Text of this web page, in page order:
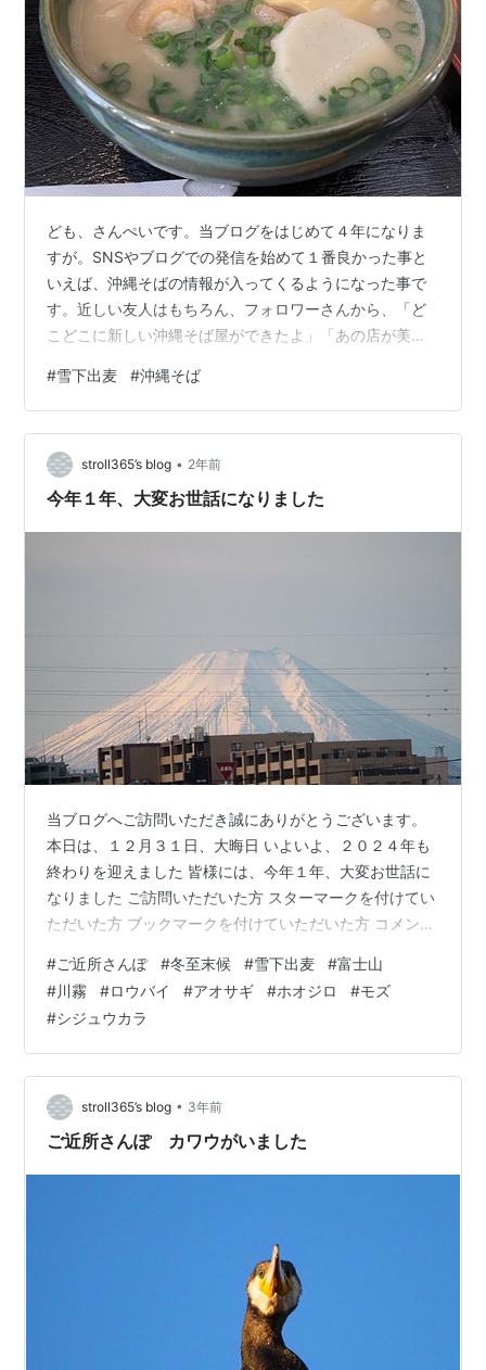
ども、さんぺいです。当ブログをはじめて４年になりま
すが。SNSやブログでの発信を始めて１番良かった事と
いえば、沖縄そばの情報が入ってくるようになった事で
す。近しい友人はもちろん、フォロワーさんから、「ど
こどこに新しい沖縄そば屋ができたよ」「あの店が美味
人で情報を集めるのは大変なので、本当に助かっていま
す。今回も、facebookでお薦めいただいたお店を訪問し
ました。 那覇市前島にある『雪下出麦』２０２５年２月
１４日にオープンしたばかりの新店です。
www.543life.com 私は最初読めなかったのですが『雪下
#雪下出麦 #沖縄そば
stroll365’s blog • 2年前
今年１年、大変お世話になりました
当ブログへご訪問いただき誠にありがとうございます。
本日は、１２月３１日、大晦日 いよいよ、２０２４年も
終わりを迎えました 皆様には、今年１年、大変お世話に
なりました ご訪問いただいた方 スターマークを付けてい
ただいた方 ブックマークを付けていただいた方 コメント
続けることができました 来年も、どうぞよろしくお願い
いたします 皆様が、よき年の瀬を過ごし 来年が、良い年
となりますよう心よりお祈り申し上げます そして、本日
から、「冬至の末候」に入りました 七十二候では 「雪下
出麦」（ゆき わたりて むぎ のびる）です 畑は、雪で覆
われていても、そ…
#ご近所さんぽ #冬至末候 #雪下出麦 #富士山
#川霧 #ロウバイ #アオサギ #ホオジロ #モズ
#シジュウカラ
stroll365’s blog • 3年前
ご近所さんぽ カワウがいました